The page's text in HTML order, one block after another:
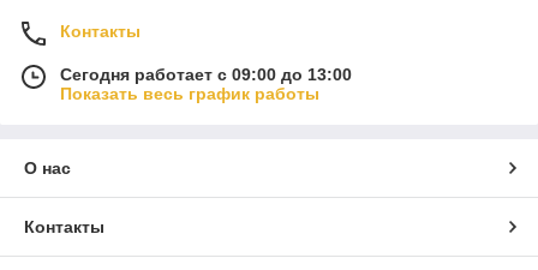
Контакты
Сегодня работает с 09:00 до 13:00
Показать весь график работы
О нас
Контакты